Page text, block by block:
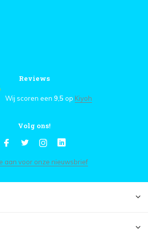
Reviews
Wij scoren een 9,5 op Kiyoh
Volg ons!
aan voor onze nieuwsbrief